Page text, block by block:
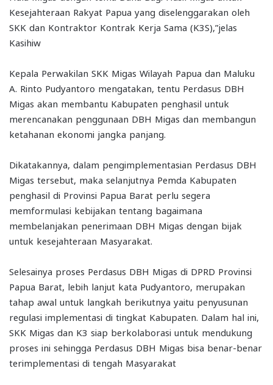
Kesejahteraan Rakyat Papua yang diselenggarakan oleh
SKK dan Kontraktor Kontrak Kerja Sama (K3S),”jelas
Kasihiw
Kepala Perwakilan SKK Migas Wilayah Papua dan Maluku
A. Rinto Pudyantoro mengatakan, tentu Perdasus DBH
Migas akan membantu Kabupaten penghasil untuk
merencanakan penggunaan DBH Migas dan membangun
ketahanan ekonomi jangka panjang.
Dikatakannya, dalam pengimplementasian Perdasus DBH
Migas tersebut, maka selanjutnya Pemda Kabupaten
penghasil di Provinsi Papua Barat perlu segera
memformulasi kebijakan tentang bagaimana
membelanjakan penerimaan DBH Migas dengan bijak
untuk kesejahteraan Masyarakat.
Selesainya proses Perdasus DBH Migas di DPRD Provinsi
Papua Barat, lebih lanjut kata Pudyantoro, merupakan
tahap awal untuk langkah berikutnya yaitu penyusunan
regulasi implementasi di tingkat Kabupaten. Dalam hal ini,
SKK Migas dan K3 siap berkolaborasi untuk mendukung
proses ini sehingga Perdasus DBH Migas bisa benar-benar
terimplementasi di tengah Masyarakat